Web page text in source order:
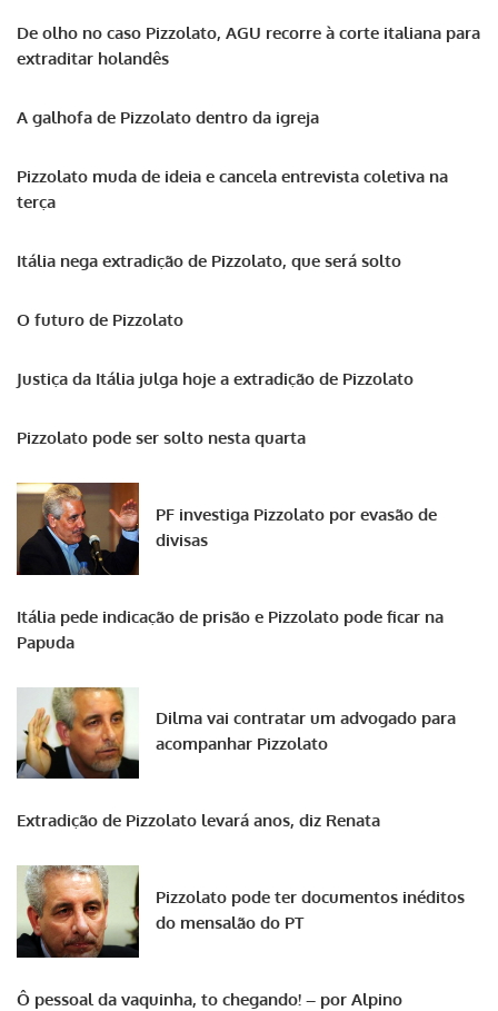
De olho no caso Pizzolato, AGU recorre à corte italiana para
extraditar holandês
A galhofa de Pizzolato dentro da igreja
Pizzolato muda de ideia e cancela entrevista coletiva na
terça
Itália nega extradição de Pizzolato, que será solto
O futuro de Pizzolato
Justiça da Itália julga hoje a extradição de Pizzolato
Pizzolato pode ser solto nesta quarta
PF investiga Pizzolato por evasão de
divisas
Itália pede indicação de prisão e Pizzolato pode ficar na
Papuda
Dilma vai contratar um advogado para
acompanhar Pizzolato
Extradição de Pizzolato levará anos, diz Renata
Pizzolato pode ter documentos inéditos
do mensalão do PT
Ô pessoal da vaquinha, to chegando! – por Alpino